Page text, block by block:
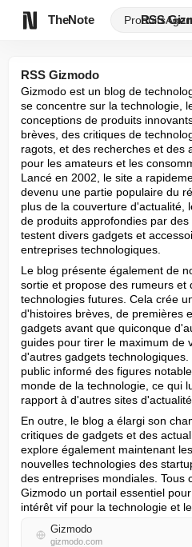
TheNote Produits
RSS
RSS Gizmodo
Gizmodo est un blog de
se concentre sur la technologie,
conceptions de produits
brèves, des critiques de
ragots, et des recherches et des
pour les amateurs et les
Lancé en 2002, le site a
devenu une partie populaire du
plus de la couverture d'actualité,
de produits approfondies par
testent divers gadgets et
entreprises technologiques.
Le blog présente également de
sortie et propose des rumeurs et
technologies futures. Cela crée
d'histoires brèves, de premières
gadgets avant que quiconque
guides pour tirer le maximum de
d'autres gadgets
public informé des figures
monde de la technologie, ce qui
rapport à d'autres sites
En outre, le blog a élargi son
critiques de gadgets et des
explore également maintenant
nouvelles technologies des
des entreprises mondiales. Tous
Gizmodo un portail essentiel
intérêt vif pour la technologie et le
Gizmodo
gizmodo.com